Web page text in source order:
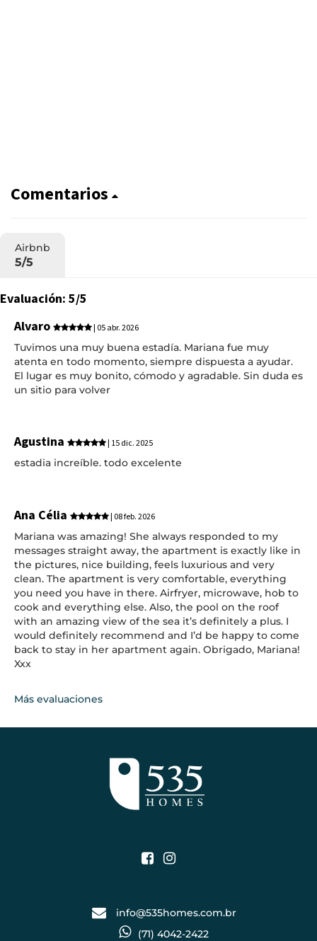
Comentarios
Airbnb
5/5
Evaluación: 5/5
Alvaro
| 05 abr. 2026
Tuvimos una muy buena estadía. Mariana fue muy
atenta en todo momento, siempre dispuesta a ayudar.
El lugar es muy bonito, cómodo y agradable. Sin duda es
un sitio para volver
Agustina | 15 dic. 2025
estadia increíble. todo excelente
Ana Célia | 08 feb. 2026
Mariana was amazing! She always responded to my
messages straight away, the apartment is exactly like in
the pictures, nice building, feels luxurious and very
clean. The apartment is very comfortable, everything
you need you have in there. Airfryer, microwave, hob to
cook and everything else. Also, the pool on the roof
with an amazing view of the sea it’s definitely a plus. I
would definitely recommend and I’d be happy to come
back to stay in her apartment again. Obrigado, Mariana!
Xxx
Más evaluaciones
info@535homes.com.br
(71) 4042-2422